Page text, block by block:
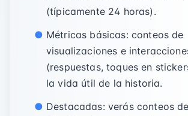
(típicamente 24 horas).
Métricas básicas: conteos de
visualizaciones e
(respuestas, toques en
la vida útil de la historia.
Destacadas: verás conteos de